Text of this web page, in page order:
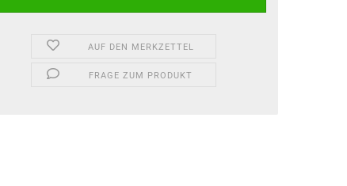
AUF DEN MERKZETTEL
FRAGE ZUM PRODUKT